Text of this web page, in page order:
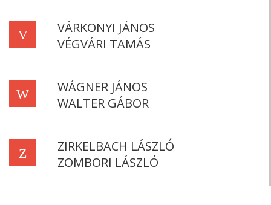
V
VÁRKONYI JÁNOS
VÉGVÁRI TAMÁS
W
WÁGNER JÁNOS
WALTER GÁBOR
Z
ZIRKELBACH LÁSZLÓ
ZOMBORI LÁSZLÓ